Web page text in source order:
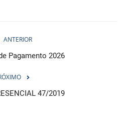
ANTERIOR
Pagamento 2026
47/2019